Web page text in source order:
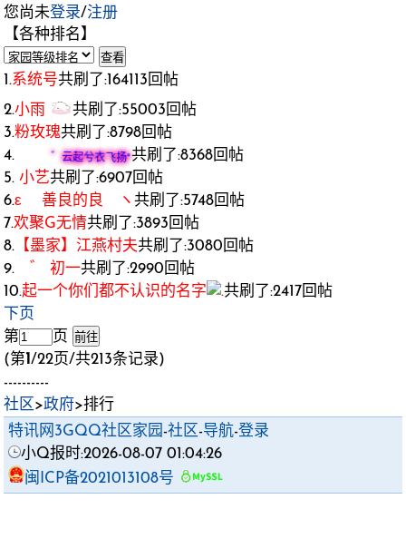
您尚未登录/注册
【各种排名】
1.系统号共刷了:164113回帖
2.小雨
共刷了:55003回帖
3.粉玫瑰共刷了:8798回帖
4. ゛云起兮衣飞扬°共刷了:8368回帖
5. 小艺共刷了:6907回帖
6.ε 善良的良 ヽ 共刷了:5748回帖
7.欢聚G无情共刷了:3893回帖
8. 【墨家】江燕村夫共刷了:3080回帖
9. ゛ 初一共刷了:2990回帖
10.起一个你们都不认识的名字
共刷了:2417回帖
下页
第
页
(第1 /22页/共213条记录)
----------
社区 >政府>排行
特讯网3GQQ社区家园 -社区 -导航-登录
小Q报时:2026-08-07 01:04:26
闽ICP备2021013108号